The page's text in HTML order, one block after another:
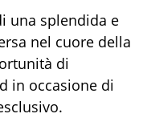
una splendida e
nel cuore della
di
in occasione di